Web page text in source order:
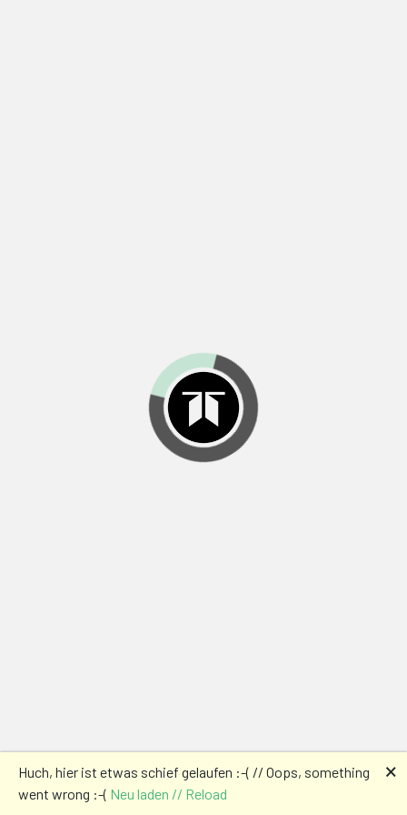
Huch, hier ist etwas schief gelaufen :-( // Oops, something
went wrong :-( Neu laden // Reload
🗙